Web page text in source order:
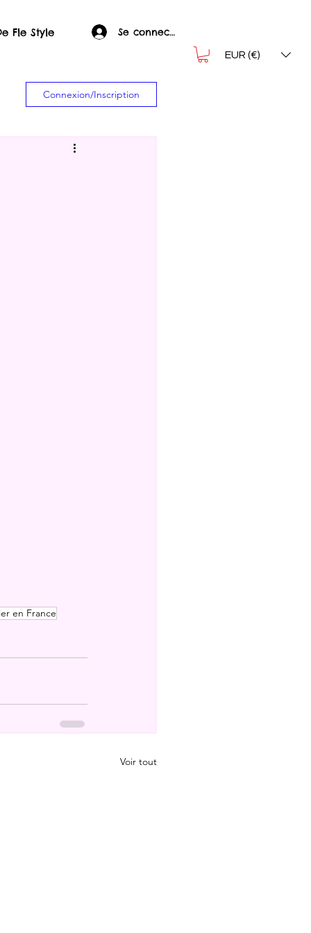
Fle Style Se connecter
EUR (€)
Connexion/Inscription
en France
Voir tout